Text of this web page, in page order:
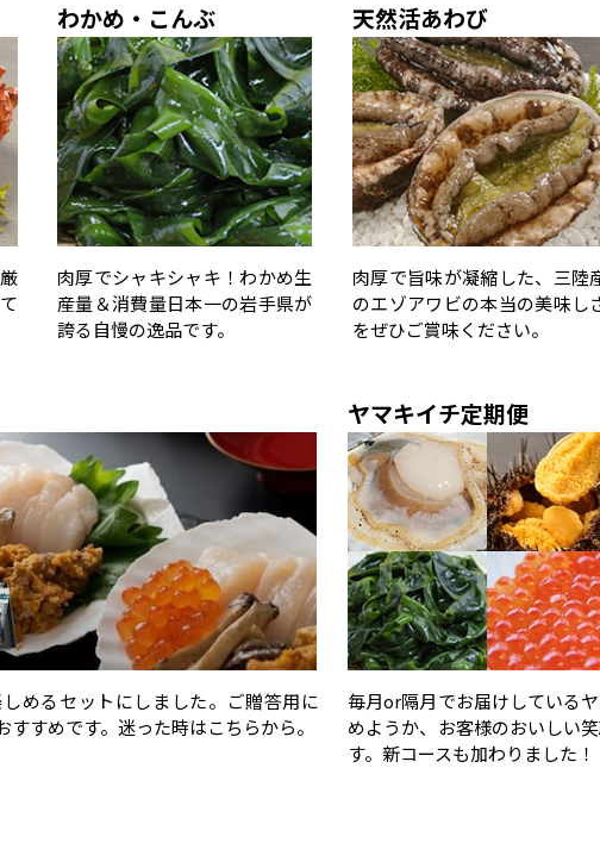
わかめ・こんぶ
肉厚でシャキシャキ！わかめ生
産量＆消費量日本一の岩手県が
誇る自慢の逸品です。
天然活あわび
肉厚で旨味が凝縮した、三陸
のエゾアワビの本当の美味し
をぜひご賞味ください。
めるセットにしました。ご贈答用に
すめです。迷った時はこちらから。
ヤマキイチ定期便
毎月or隔月でお届けしている
めようか、お客様のおいしい
す。新コースも加わりました！